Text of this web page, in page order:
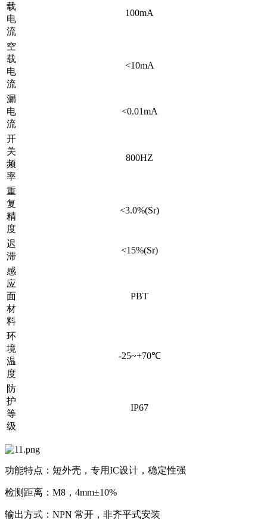
载
电
流
100mA
空
载
电
流
<10mA
漏
电
流
<0.01mA
开
关
频
率
800HZ
重
复
精
度
<3.0%(Sr)
迟
滞
<15%(Sr)
感
应
面
材
料
PBT
环
境
温
度
-25~+70℃
防
护
等
级
IP67
功能特点：短外壳，专用IC设计，稳定性强
检测距离：M8，4mm±10%
输出方式：NPN 常开，非齐平式安装